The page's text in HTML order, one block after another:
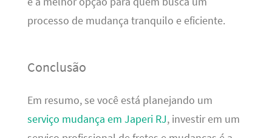
processo de mudança tranquilo e eficiente.
Conclusão
Em resumo, se você está planejando um
serviço mudança em Japeri RJ, investir em um